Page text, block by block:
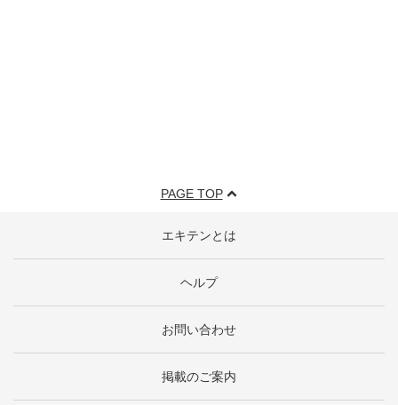
PAGE TOP
エキテンとは
ヘルプ
お問い合わせ
掲載のご案内